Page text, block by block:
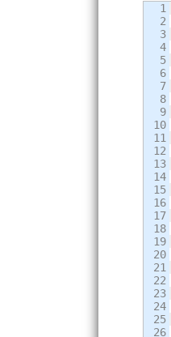
1
2
3
4
5
6
7
8
9
10
11
12
13
14
15
16
17
18
19
20
21
22
23
24
25
26